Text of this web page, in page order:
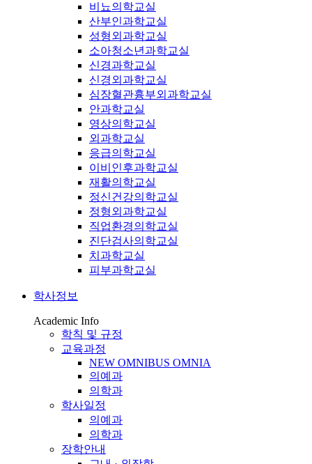
비뇨의학교실
산부인과학교실
성형외과학교실
소아청소년과학교실
신경과학교실
신경외과학교실
심장혈관흉부외과학교실
안과학교실
영상의학교실
외과학교실
응급의학교실
이비인후과학교실
재활의학교실
정신건강의학교실
정형외과학교실
직업환경의학교실
진단검사의학교실
치과학교실
피부과학교실
학사정보
Academic Info
학칙 및 규정
교육과정
NEW OMNIBUS OMNIA
의예과
의학과
학사일정
의예과
의학과
장학안내